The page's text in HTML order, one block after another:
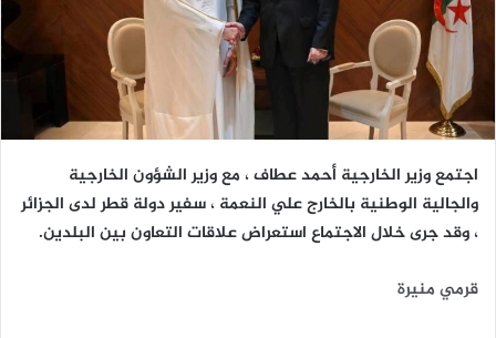
اجتمع وزير الخارجية أحمد عطاف ، مع وزير الشؤون الخارجية
والجالية الوطنية بالخارج علي النعمة ، سفير دولة قطر لدى الجزائر
، وقد جرى خلال الاجتماع استعراض علاقات التعاون بين البلدين.
قرمي منيرة